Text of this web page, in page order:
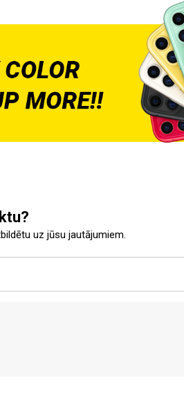
uz jūsu jautājumiem.